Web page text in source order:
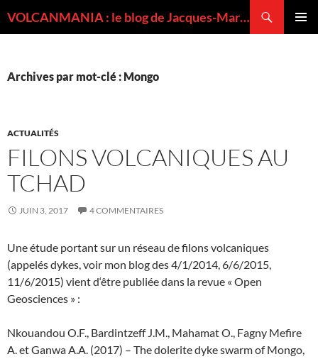
VOLCANMANIA : le blog de Jacques-Marie BARDINTZEFF, volcanologue
Archives par mot-clé : Mongo
ACTUALITÉS
FILONS VOLCANIQUES AU
TCHAD
JUIN 3, 2017 4 COMMENTAIRES
Une étude portant sur un réseau de filons volcaniques
(appelés dykes, voir mon blog des 4/1/2014, 6/6/2015,
11/6/2015) vient d‘être publiée dans la revue « Open
Geosciences » :
Nkouandou O.F., Bardintzeff J.M., Mahamat O., Fagny Mefire
A. et Ganwa A.A. (2017) – The dolerite dyke swarm of Mongo,